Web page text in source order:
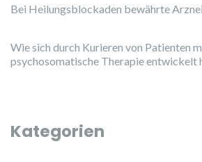
Bei Heilungsblockaden bewährte
Wie sich durch Kurieren von Patienten
psychosomatische Therapie entwickelt
Kategorien